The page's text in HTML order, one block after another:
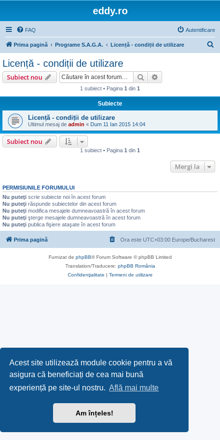
Acest site utilizează module cookie pentru a vă
asigura că beneficiați de cea mai bună
experiență pe site-ul nostru. Află mai multe
Am înțeles!
eddy.ro
FAQ Autentificare
Prima pagină Programe S.A.G.A. Licență - condiții de utilizare
Licență - condiții de utilizare
Subiect nou Căutare
1 subiect • Pagina 1 din 1
Subiecte
Licență - condiții de utilizare
Ultimul mesaj de admin « Dum 11 Ian 2015 14:04
Subiect nou
1 subiect • Pagina 1 din 1
Mergi la
PERMISIUNILE FORUMULUI
Nu puteţi scrie subiecte noi în acest forum
Nu puteţi răspunde subiectelor din acest forum
Nu puteţi modifica mesajele dumneavoastră în acest forum
Nu puteţi şterge mesajele dumneavoastră în acest forum
Nu puteţi publica fişiere ataşate în acest forum
Prima pagină Ora este UTC+03:00 Europe/Bucharest
Furnizat de phpBB® Forum Software © phpBB Limited
Translation/Traducere: phpBB România
Confidenţialitate | Termeni de utilizare